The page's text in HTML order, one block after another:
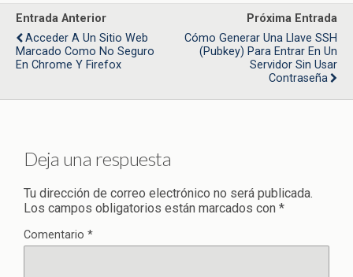
Entrada Anterior
Acceder A Un Sitio Web
Marcado Como No Seguro
En Chrome Y Firefox
Próxima Entrada
Cómo Generar Una Llave SSH
(pubkey) Para Entrar En Un
Servidor Sin Usar
Contraseña
Deja una respuesta
Tu dirección de correo electrónico no será publicada.
Los campos obligatorios están marcados con *
Comentario *